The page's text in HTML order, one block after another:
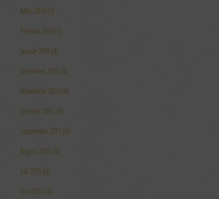
März 2016 (3)
Februar 2016 (5)
Januar 2016 (4)
Dezember 2015 (4)
November 2015 (4)
Oktober 2015 (4)
September 2015 (4)
August 2015 (4)
Juli 2015 (4)
Juni 2015 (4)